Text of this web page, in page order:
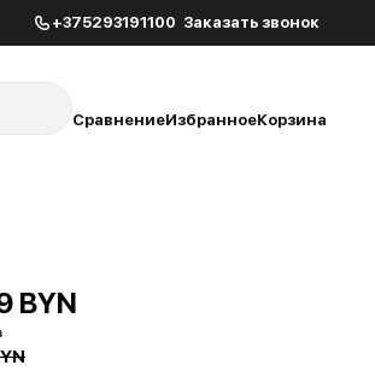
+375293191100 Заказать звонок
СравнениеИзбранноеКорзина
BYN